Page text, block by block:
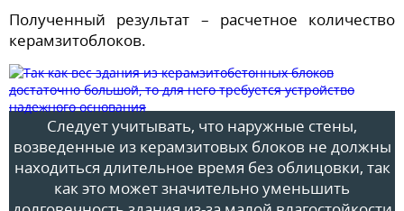
Полученный результат – расчетное количество
керамзитоблоков.
Следует учитывать, что наружные стены,
возведенные из керамзитовых блоков не должны
находиться длительное время без облицовки, так
как это может значительно уменьшить